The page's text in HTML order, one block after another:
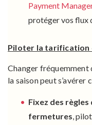
Payment
protéger vos flux
Piloter la tarification
Changer fréquemment
la saison peut
Fixez des
fermetures,